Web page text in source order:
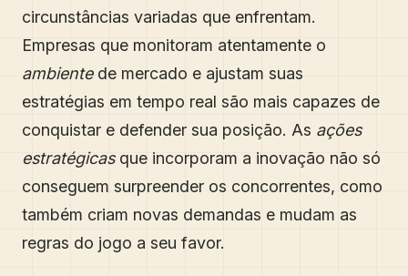
circunstâncias variadas que enfrentam.
Empresas que monitoram atentamente o
ambientede mercado e ajustam suas
estratégias em tempo real são mais capazes de
conquistar e defender sua posição. As ações
estratégicasque incorporam a inovação não só
conseguem surpreender os concorrentes, como
também criam novas demandas e mudam as
regras do jogo a seu favor.